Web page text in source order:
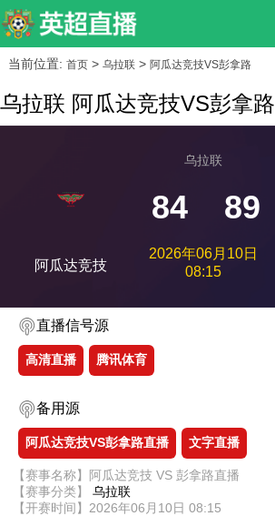
当前位置: 首页> 乌拉联> 阿瓜达竞技VS彭拿路
乌拉联 阿瓜达竞技VS彭拿路
阿瓜达竞技
乌拉联
84 89
2026年06月10日
08:15
直播信号源
高清直播 腾讯体育
备用源
阿瓜达竞技VS彭拿路直播 文字直播
【赛事名称】阿瓜达竞技 VS 彭拿路直播
【赛事分类】 乌拉联
【开赛时间】2026年06月10日 08:15